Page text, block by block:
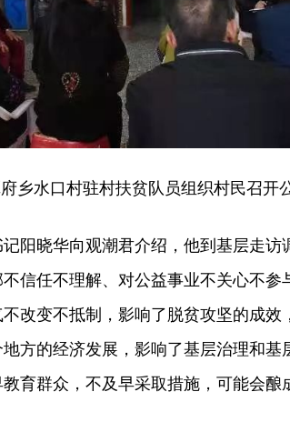
府乡水口村驻村扶贫队员组织村民召开
晓华向观潮君介绍，他到基层走访
信任不理解、对公益事业不关心不参
改变不抵制，影响了脱贫攻坚的成效
方的经济发展，影响了基层治理和基
育群众，不及早采取措施，可能会酿